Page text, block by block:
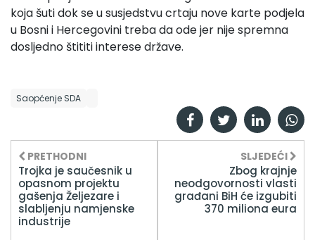
koja šuti dok se u susjedstvu crtaju nove karte podjela
u Bosni i Hercegovini treba da ode jer nije spremna
dosljedno štititi interese države.
Saopćenje SDA
PRETHODNI
Trojka je saučesnik u
opasnom projektu
gašenja Željezare i
slabljenju namjenske
industrije
SLJEDEĆI
Zbog krajnje
neodgovornosti vlasti
građani BiH će izgubiti
370 miliona eura